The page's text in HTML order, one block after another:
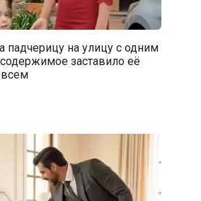
падчерицу на улицу с одним
заставило её